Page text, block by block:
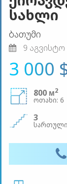
სახლი
ბათუმი
9 აგვისტო
3 000
800 м2
ოთახი: 6
3
სართული